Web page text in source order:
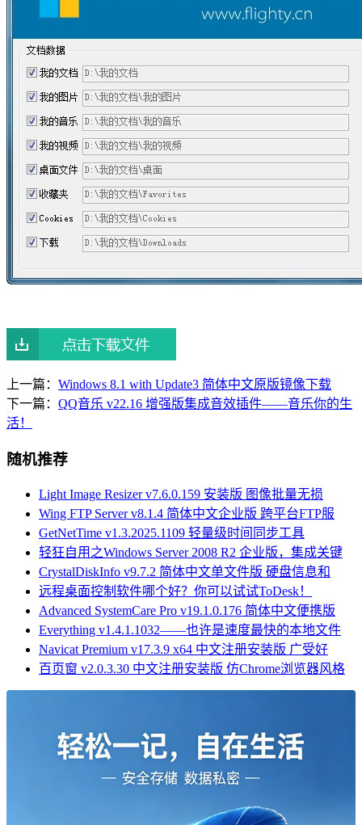
上一篇： Windows 8.1 with Update3 简体中文原版镜像下载
下一篇： QQ音乐 v22.16 增强版集成音效插件——音乐你的生
活！
随机推荐
Light Image Resizer v7.6.0.159 安装版 图像批量无损
Wing FTP Server v8.1.4 简体中文企业版 跨平台FTP服
GetNetTime v1.3.2025.1109 轻量级时间同步工具
轻狂自用之Windows Server 2008 R2 企业版，集成关键
CrystalDiskInfo v9.7.2 简体中文单文件版 硬盘信息和
远程桌面控制软件哪个好？你可以试试ToDesk！
Advanced SystemCare Pro v19.1.0.176 简体中文便携版
Everything v1.4.1.1032——也许是速度最快的本地文件
Navicat Premium v17.3.9 x64 中文注册安装版 广受好
百页窗 v2.0.3.30 中文注册安装版 仿Chrome浏览器风格